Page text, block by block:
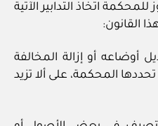
للمحكمة اتخاذ التدابير الآتية
القانون:
أوضاعه أو إزالة المخالفة
المحكمة، على ألا تزيد